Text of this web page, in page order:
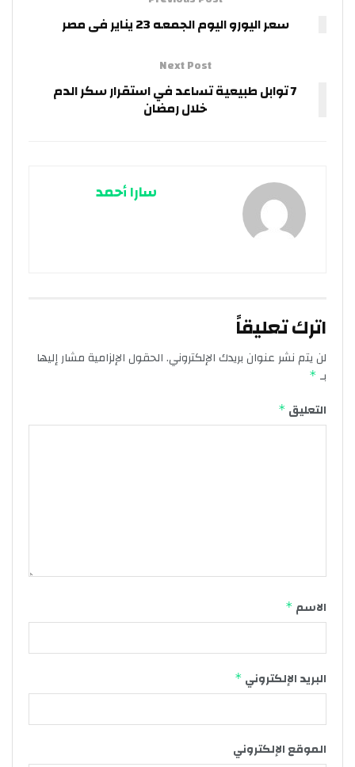
سعر اليورو اليوم الجمعه 23 يناير فى مصر
Next Post
7 توابل طبيعية تساعد في استقرار سكر الدم
خلال رمضان
سارا أحمد
اترك تعليقاً
لن يتم نشر عنوان بريدك الإلكتروني.الحقول الإلزامية مشار إليها
بـ *
التعليق *
الاسم *
البريد الإلكتروني *
الموقع الإلكتروني